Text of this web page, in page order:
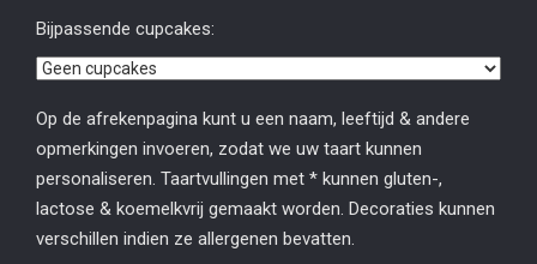
Bijpassende cupcakes:
Op de afrekenpagina kunt u een naam, leeftijd & andere
opmerkingen invoeren, zodat we uw taart kunnen
personaliseren. Taartvullingen met * kunnen gluten-,
lactose & koemelkvrij gemaakt worden. Decoraties kunnen
verschillen indien ze allergenen bevatten.